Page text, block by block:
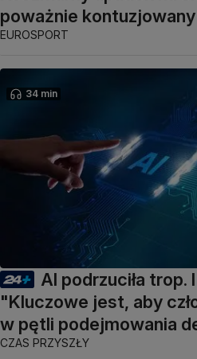
poważnie kontuzjowany
EUROSPORT
34 min
AI podrzuciła trop.
"Kluczowe jest, aby
w pętli podejmowania
CZAS PRZYSZŁY